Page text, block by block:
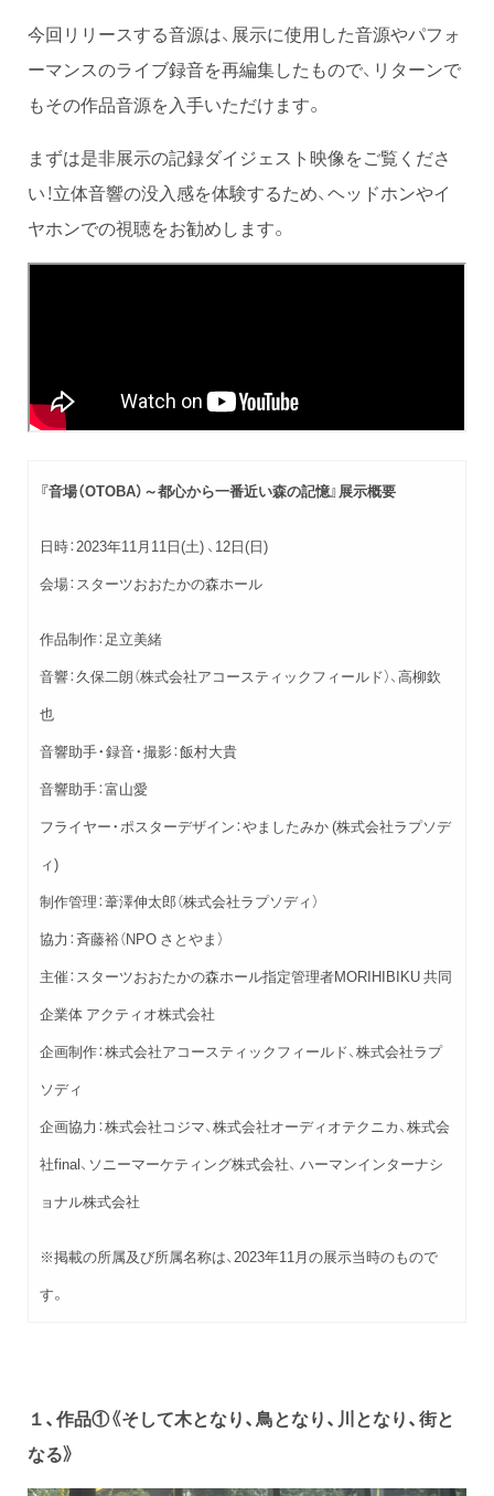
今回リリースする音源は、展示に使用した音源やパフォ
ーマンスのライブ録音を再編集したもので、リターンで
もその作品音源を入手いただけます。
まずは是非展示の記録ダイジェスト映像をご覧くださ
い！立体音響の没入感を体験するため、ヘッドホンやイ
ヤホンでの視聴をお勧めします。
『音場（OTOBA）～都心から一番近い森の記憶』展示概要
日時：2023年11月11日(土) 、12日(日)
会場：スターツおおたかの森ホール
作品制作：足立美緒
音響：久保二朗（株式会社アコースティックフィールド）、高柳欽
也
音響助手・録音・撮影：飯村大貴
音響助手：富山愛
フライヤー・ポスターデザイン：やましたみか (株式会社ラプソデ
ィ)
制作管理：葦澤伸太郎（株式会社ラプソディ）
協力：斉藤裕（NPO さとやま）
主催：スターツおおたかの森ホール指定管理者MORIHIBIKU 共同
企業体 アクティオ株式会社
企画制作：株式会社アコースティックフィールド、株式会社ラプ
ソディ
企画協力：株式会社コジマ、株式会社オーディオテクニカ、株式会
社final、ソニーマーケティング株式会社、 ハーマンインターナシ
ョナル株式会社
※掲載の所属及び所属名称は、2023年11月の展示当時のもので
す。
１、作品①《そして木となり、鳥となり、川となり、街と
なる》